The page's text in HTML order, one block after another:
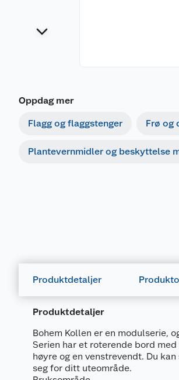
Oppdag mer
Flagg og flaggstenger Frø og
Plantevernmidler og beskyttelse
Produktdetaljer
Produktdetaljer
Bohem Kollen er en modulserie,
Serien har et roterende bord
høyre og en venstrevendt. Du
seg for ditt uteområde.